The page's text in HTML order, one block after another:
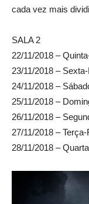
cada vez mais
SALA 2
22/11/2018 –
23/11/2018 –
24/11/2018 –
25/11/2018 –
26/11/2018 –
27/11/2018 –
28/11/2018 –